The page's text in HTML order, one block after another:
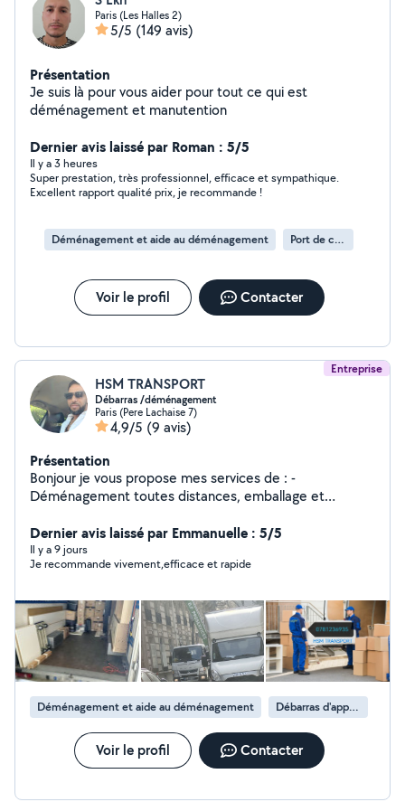
Paris (Les Halles 2)
5/5 (149 avis)
Présentation
Je suis là pour vous aider pour tout ce qui est
déménagement et manutention
Dernier avis laissé par Roman : 5/5
Il y a 3 heures
Super prestation, très professionnel, efficace et sympathique.
Excellent rapport qualité prix, je recommande !
Déménagement et aide au déménagement Port de cartons
Voir le profil Contacter
Entreprise
HSM TRANSPORT
Débarras /déménagement
Paris (Pere Lachaise 7)
4,9/5 (9 avis)
Présentation
Bonjour je vous propose mes services de : -
Déménagement toutes distances, emballage et
mobilier. - débarras complet
maison/garage/cave/grenier/ grange ect... -Prix attractif
Devis gratuit N'hésiter pas a me contacté sur mon
Dernier avis laissé par Emmanuelle : 5/5
Il y a 9 jours
Je recommande vivement,efficace et rapide
Déménagement et aide au déménagement Débarras d'appartement
Voir le profil Contacter